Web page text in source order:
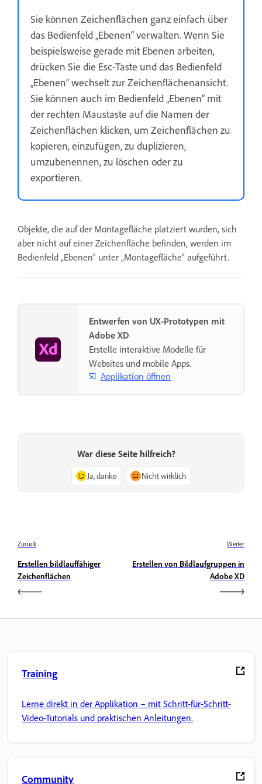
Sie können Zeichenflächen ganz einfach über
das Bedienfeld „Ebenen“ verwalten. Wenn Sie
beispielsweise gerade mit Ebenen arbeiten,
drücken Sie die Esc-Taste und das Bedienfeld
„Ebenen“ wechselt zur Zeichenflächenansicht.
Sie können auch im Bedienfeld „Ebenen“ mit
der rechten Maustaste auf die Namen der
Zeichenflächen klicken, um Zeichenflächen zu
kopieren, einzufügen, zu duplizieren,
umzubenennen, zu löschen oder zu
exportieren.
Objekte, die auf der Montagefläche platziert wurden, sich
aber nicht auf einer Zeichenfläche befinden, werden im
Bedienfeld „Ebenen“ unter „Montagefläche“ aufgeführt.
Entwerfen von UX-Prototypen mit
Adobe XD
Erstelle interaktive Modelle für
Websites und mobile Apps.
Applikation öffnen
War diese Seite hilfreich?
Ja, danke Nicht wirklich
Zurück
Erstellen bildlauffähiger
Zeichenflächen
Weiter
Erstellen von Bildlaufgruppen in
Adobe XD
Training
Lerne direkt in der Applikation – mit Schritt-für-Schritt-
Video-Tutorials und praktischen Anleitungen.
Community